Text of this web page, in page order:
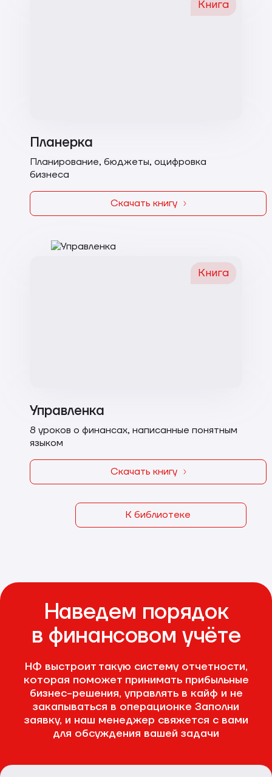
Книга
Планерка
Планирование, бюджеты, оцифровка
бизнеса
Скачать книгу
Книга
Управленка
8 уроков о финансах, написанные понятным
языком
Скачать книгу
К библиотеке
Наведем порядок
в финансовом учёте
НФ выстроит такую систему отчетности,
которая поможет принимать прибыльные
бизнес-решения, управлять в кайф и не
закапываться в операционке Заполни
заявку, и наш менеджер свяжется с вами
для обсуждения вашей задачи